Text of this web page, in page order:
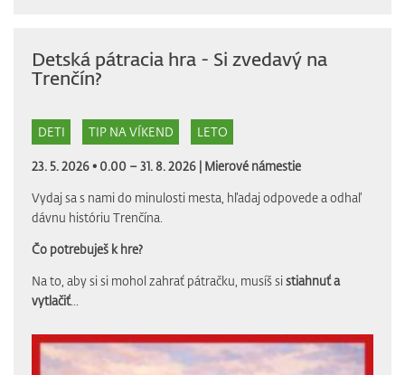
Detská pátracia hra - Si zvedavý na
Trenčín?
DETI TIP NA VÍKEND LETO
23. 5. 2026 • 0.00 – 31. 8. 2026 | Mierové námestie
Vydaj sa s nami do minulosti mesta, hľadaj odpovede a odhaľ
dávnu históriu Trenčína.
Čo potrebuješ k hre?
Na to, aby si si mohol zahrať pátračku, musíš sistiahnuť a
vytlačiť...